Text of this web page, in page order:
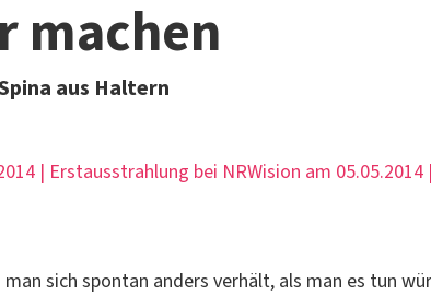
machen
aus Haltern
| Erstausstrahlung bei NRWision am 05.05.2014 |
sich spontan anders verhält, als man es tun